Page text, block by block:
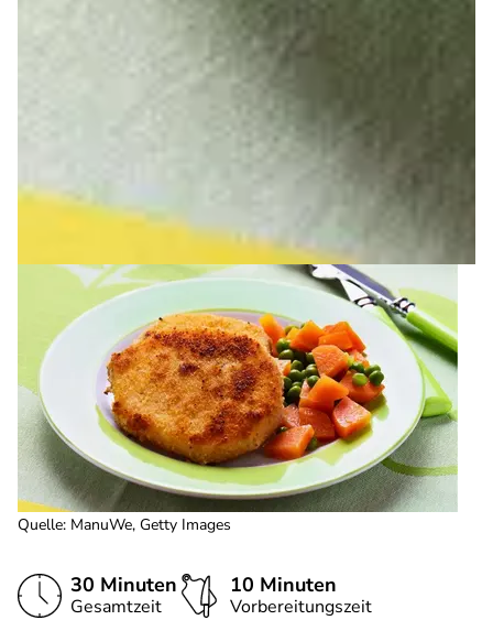
Quelle: ManuWe, Getty Images
30 Minuten
Gesamtzeit
10 Minuten
Vorbereitungszeit